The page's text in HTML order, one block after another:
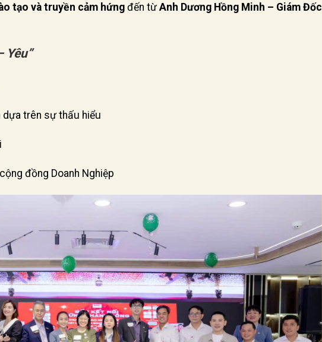
tạo và truyền cảm hứng đến từAnh Dương Hồng Minh – Giám Đốc
Yêu”
dựa trên sự thấu hiểu
đồng Doanh Nghiệp